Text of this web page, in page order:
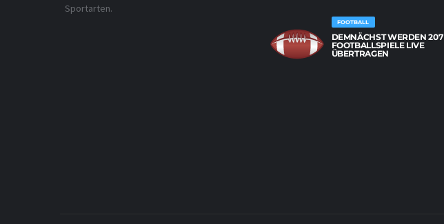
Sportarten.
FOOTBALL
DEMNÄCHST WERDEN 207
FOOTBALLSPIELE LIVE
ÜBERTRAGEN